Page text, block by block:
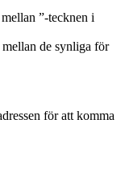
”-tecknen i
de synliga för
för att komma